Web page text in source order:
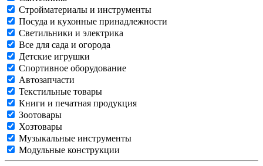
Стройматериалы и инструменты
Посуда и кухонные принадлежности
Светильники и электрика
Все для сада и огорода
Детские игрушки
Спортивное оборудование
Автозапчасти
Текстильные товары
Книги и печатная продукция
Зоотовары
Хозтовары
Музыкальные инструменты
Модульные конструкции